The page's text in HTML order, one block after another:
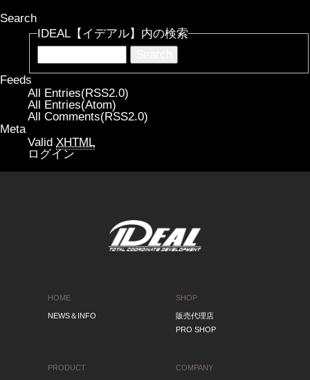
Search
IDEAL【イデアル】内の検索
Feeds
All Entries(RSS2.0)
All Entries(Atom)
All Comments(RSS2.0)
Meta
Valid XHTML
ログイン
HOME
NEWS＆INFO
PRODUCT
SHOP
販売代理店
PRO SHOP
COMPANY